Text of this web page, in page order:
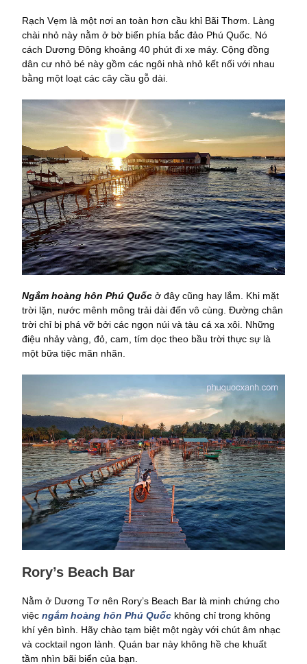
Rạch Vẹm là một nơi an toàn hơn cầu khỉ Bãi Thơm. Làng
chài nhỏ này nằm ở bờ biển phía bắc đảo Phú Quốc. Nó
cách Dương Đông khoảng 40 phút đi xe máy. Cộng đồng
dân cư nhỏ bé này gồm các ngôi nhà nhỏ kết nối với nhau
bằng một loạt các cây cầu gỗ dài.
Ngắm hoàng hôn Phú Quốc ở đây cũng hay lắm. Khi mặt
trời lặn, nước mênh mông trải dài đến vô cùng. Đường chân
trời chỉ bị phá vỡ bởi các ngọn núi và tàu cá xa xôi. Những
điệu nhảy vàng, đỏ, cam, tím dọc theo bầu trời thực sự là
một bữa tiệc mãn nhãn.
Rory’s Beach Bar
Nằm ở Dương Tơ nên Rory’s Beach Bar là minh chứng cho
việc ngắm hoàng hôn Phú Quốc không chỉ trong không
khí yên bình. Hãy chào tạm biệt một ngày với chút âm nhạc
và cocktail ngon lành. Quán bar này không hề che khuất
tầm nhìn bãi biển của bạn.